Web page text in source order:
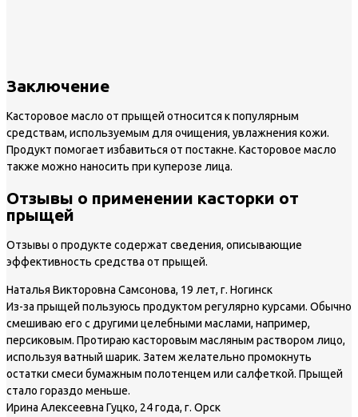
Заключение
Касторовое масло от прыщей относится к популярным
средствам, используемым для очищения, увлажнения кожи.
Продукт помогает избавиться от постакне. Касторовое масло
также можно наносить при куперозе лица.
Отзывы о применении касторки от
прыщей
Отзывы о продукте содержат сведения, описывающие
эффективность средства от прыщей.
Наталья Викторовна Самсонова, 19 лет, г. Ногинск
Из-за прыщей пользуюсь продуктом регулярно курсами. Обычно
смешиваю его с другими целебными маслами, например,
персиковым. Протираю касторовым масляным раствором лицо,
используя ватный шарик. Затем желательно промокнуть
остатки смеси бумажным полотенцем или салфеткой. Прыщей
стало гораздо меньше.
Ирина Алексеевна Гуцко, 24 года, г. Орск